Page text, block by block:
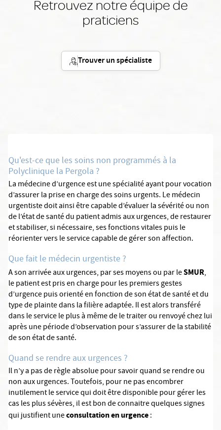
Retrouvez notre équipe de
praticiens
Trouver un spécialiste
Qu'est-ce que les soins non programmés à la
Polyclinique la Pergola ?
La médecine d’urgence est une spécialité ayant pour vocation
d’assurer la prise en charge des soins urgents. Le médecin
urgentiste doit ainsi être capable d’évaluer la sévérité ou non
de l’état de santé du patient admis aux urgences, de restaurer
et stabiliser, si nécessaire, ses fonctions vitales puis le
réorienter vers le service capable de gérer son affection.
Que fait le médecin urgentiste ?
A son arrivée aux urgences, par ses moyens ou par leSMUR,
le patient est pris en charge pour les premiers gestes
d’urgence puis orienté en fonction de son état de santé et du
type de plainte dans la filière adaptée. Il est alors transféré
dans le service le plus à même de le traiter ou renvoyé chez lui
après une période d’observation pour s’assurer de la stabilité
de son état de santé.
Quand se rendre aux urgences ?
Il n’y a pas de règle absolue pour savoir quand se rendre ou
non aux urgences. Toutefois, pour ne pas encombrer
inutilement le service qui doit être disponible pour gérer les
cas les plus sévères, il est bon de connaitre quelques signes
qui justifient uneconsultation en urgence: